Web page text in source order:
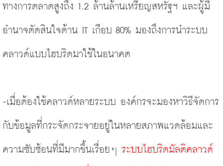
ทางการตลาดสูงถึง 1.2 ล้านล้านเหรียญสหรัฐฯ และผู้มี
อำนาจตัดสินใจด้าน IT เกือบ 80% มองถึงการนำระบบ
คลาวด์แบบไฮบริดมาใช้ในอนาคต
-เมื่อต้องใช้คลาวด์หลายระบบ องค์กรจะมองหาวิธีจัดการ
กับข้อมูลที่กระจัดกระจายอยู่ในหลายสภาพแวดล้อมและ
ความซับซ้อนที่มีมากขึ้นเรื่อยๆ ระบบไฮบริดมัลติคลาวด์